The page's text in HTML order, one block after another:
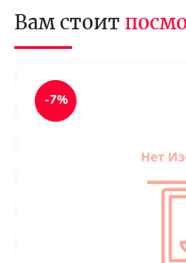
Вам стоит
-7%